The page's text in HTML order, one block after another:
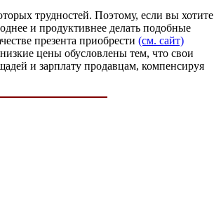
трудностей. Поэтому, если вы хотите
и продуктивнее делать подобные
презента приобрести (см. сайт)
цены обусловлены тем, что свои
и зарплату продавцам, компенсируя